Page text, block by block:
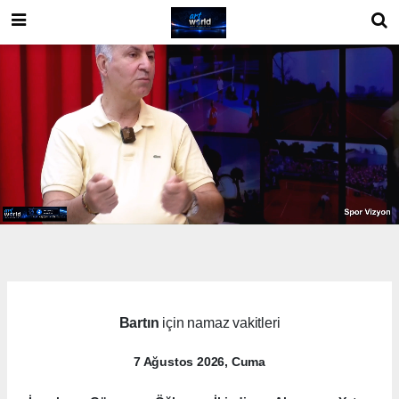
Bartın için namaz vakitleri
7 Ağustos 2026, Cuma